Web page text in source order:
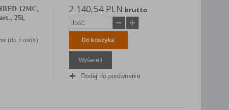
12MC,
25l,
(do 5 osób)
2 140,54 PLN brutto
Do koszyka
Wyświetl
Dodaj do porównania